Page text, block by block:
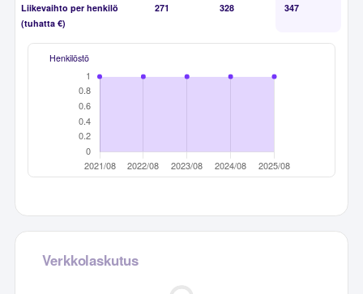
Liikevaihto per henkilö
(tuhatta €)
271 328 347
Henkilöstö
Verkkolaskutus